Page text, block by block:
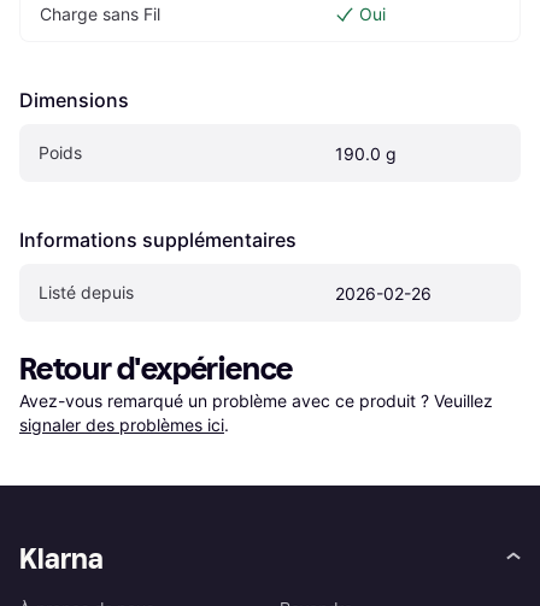
Charge sans Fil Oui
Dimensions
Poids 190.0 g
Informations supplémentaires
Listé depuis 2026-02-26
Retour d'expérience
Avez-vous remarqué un problème avec ce produit ? Veuillez
signaler des problèmes ici.
Klarna